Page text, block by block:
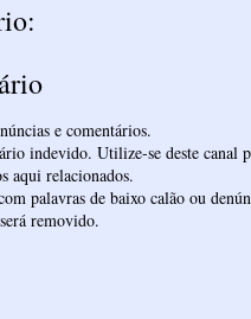
e comentários.
indevido. Utilize-se deste canal
aqui relacionados.
palavras de baixo calão ou
removido.